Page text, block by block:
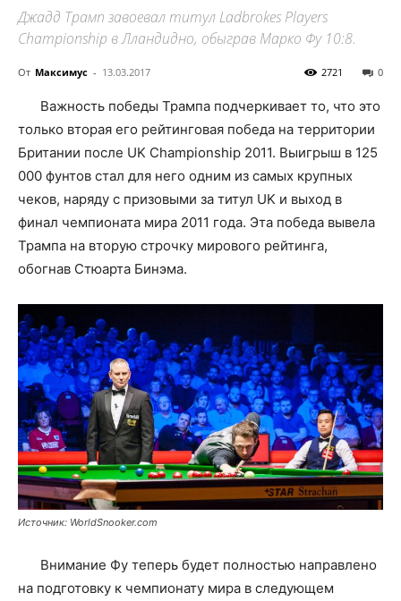
Джадд Трамп завоевал титул Ladbrokes Players
Championship в Лландидно, обыграв Марко Фу 10:8.
От Максимус - 13.03.2017 0
2721
Важность победы Трампа подчеркивает то, что это
только вторая его рейтинговая победа на территории
Британии после UK Championship 2011. Выигрыш в 125
000 фунтов стал для него одним из самых крупных
чеков, наряду с призовыми за титул UK и выход в
финал чемпионата мира 2011 года. Эта победа вывела
Трампа на вторую строчку мирового рейтинга,
обогнав Стюарта Бинэма.
Источник: WorldSnooker.com
Внимание Фу теперь будет полностью направлено
на подготовку к чемпионату мира в следующем